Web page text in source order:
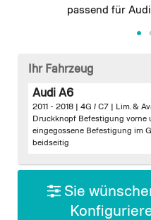
passend für
beginning
images
Ihr Fahrzeug
Audi A6
2011 - 2018 | 4G / C7 | Lim. &
Druckknopf Befestigung vorne
eingegossene Befestigung im
beidseitig
Sie